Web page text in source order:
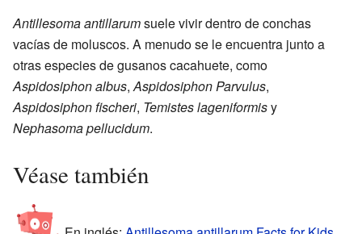
Antillesoma antillarumsuele vivir dentro de conchas
vacías de moluscos. A menudo se le encuentra junto a
otras especies de gusanos cacahuete, como
Aspidosiphon albus,Aspidosiphon Parvulus,
Aspidosiphon fischeri, Temistes lageniformisy
Nephasoma pellucidum.
Véase también